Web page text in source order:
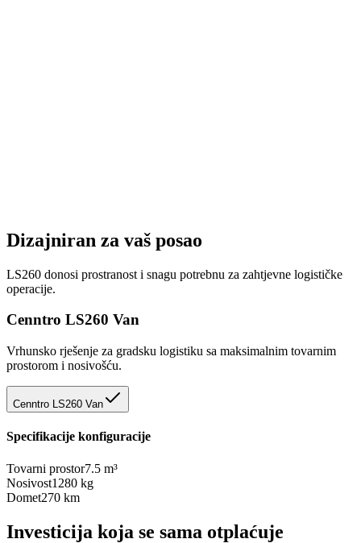
Dizajniran za vaš posao
LS260 donosi prostranost i snagu potrebnu za zahtjevne logističke
operacije.
Cenntro LS260 Van
Vrhunsko rješenje za gradsku logistiku sa maksimalnim tovarnim
prostorom i nosivošću.
Cenntro LS260 Van
Specifikacije konfiguracije
Tovarni prostor7.5 m³
Nosivost1280 kg
Domet270 km
Investicija koja se sama otplaćuje